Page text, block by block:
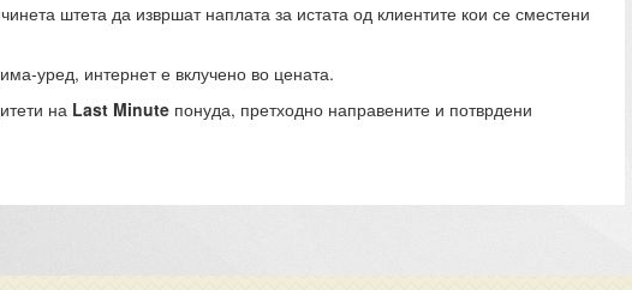
штета да извршат наплата за истата од клиентите кои се сместени
уред, интернете вклучено во цената.
наLast Minute понуда, претходно направените и потврдени